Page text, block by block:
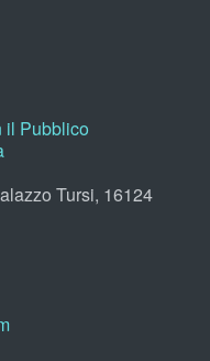
il Pubblico
Tursi, 16124